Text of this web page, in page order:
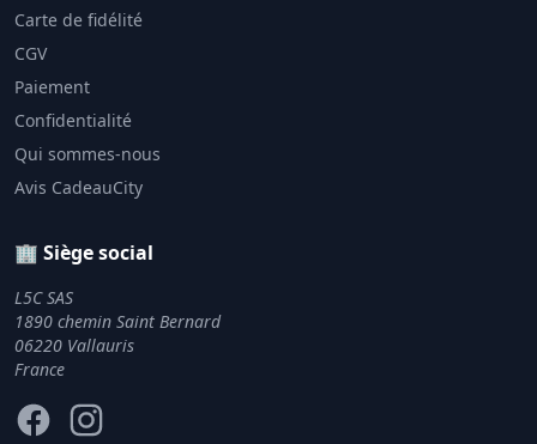
Carte de fidélité
CGV
Paiement
Confidentialité
Qui sommes-nous
Avis CadeauCity
🏢 Siège social
L5C SAS
1890 chemin Saint Bernard
06220 Vallauris
France
FacebookInstagram